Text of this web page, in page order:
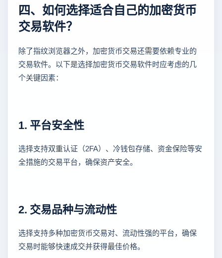
四、如何选择适合自己的加密货币
交易软件？
除了指纹浏览器之外，加密货币交易还需要依赖专业的
交易软件。以下是选择加密货币交易软件时应考虑的几
个关键因素：
1. 平台安全性
选择支持双重认证（2FA）、冷钱包存储、资金保险等安
全措施的交易平台，确保资产安全。
2. 交易品种与流动性
选择支持多种加密货币交易对、流动性强的平台，确保
交易时能够快速成交并获得最佳价格。